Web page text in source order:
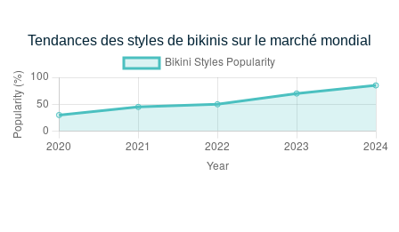
Tendances des styles de bikinis sur le marché mondial